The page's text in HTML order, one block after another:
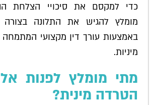
כדי למקסם את סיכויי הצלחת
מומלץ להגיש את התלונה בצורה
באמצעות עורך דין מקצועי
מיניות.
מתי מומלץ לפנות אל
הטרדה מינית?